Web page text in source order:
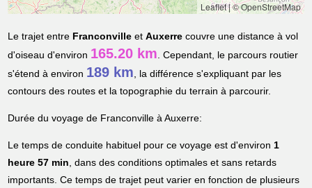
Leaflet|© OpenStreetMap
Le trajet entre Franconville etAuxerre couvre une distance à vol
d'oiseau d'environ 165.20 km. Cependant, le parcours routier
s'étend à environ 189 km, la différence s'expliquant par les
contours des routes et la topographie du terrain à parcourir.
Durée du voyage de Franconville à Auxerre:
Le temps de conduite habituel pour ce voyage est d'environ1
heure 57 min, dans des conditions optimales et sans retards
importants. Ce temps de trajet peut varier en fonction de plusieurs